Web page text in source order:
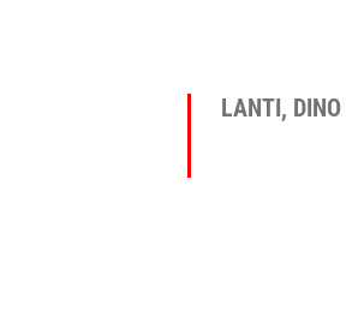
LANTI, DINO